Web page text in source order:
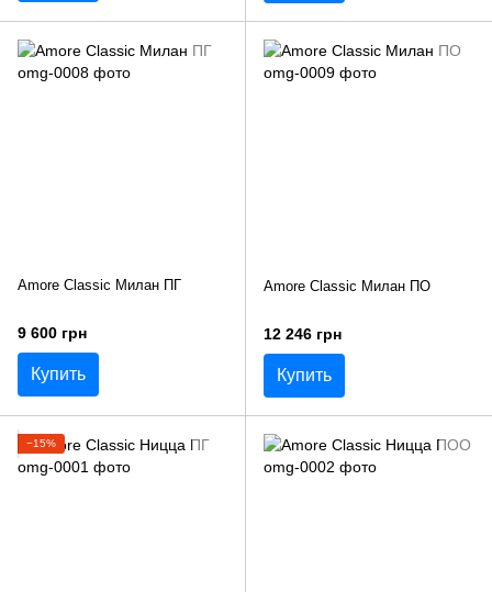
Amore Classic Милан ПГ
9 600 грн
Купить
Amore Classic Милан ПО
12 246 грн
Купить
−15%